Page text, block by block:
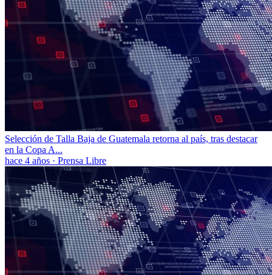
Selección de Talla Baja de Guatemala retorna al país, tras destacar
en la Copa A...
hace 4 años · Prensa Libre